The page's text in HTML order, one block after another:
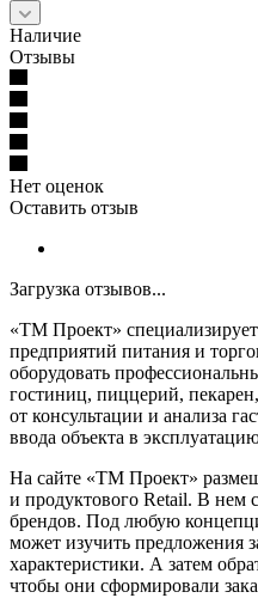
Наличие
Отзывы
Нет оценок
Оставить отзыв
Загрузка отзывов...
«ТМ Проект»
предприятий питания и
оборудовать
гостиниц, пиццерий,
от консультации и анализа
ввода объекта в
На сайте «ТМ Проект»
и продуктового Retail. В нем
брендов. Под любую
может изучить предложения
характеристики. А затем
чтобы они сформировали